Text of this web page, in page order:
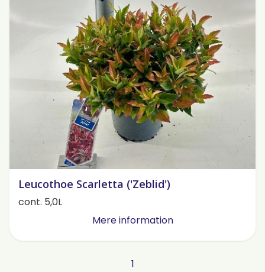
Leucothoe Scarletta ('Zeblid')
cont. 5,0L
Mere information
1